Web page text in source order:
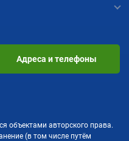
объектами авторского права.
(в том числе путём
Адреса и телефоны